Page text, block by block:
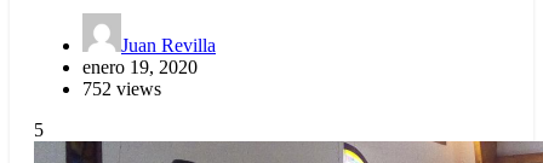
Juan Revilla
enero 19, 2020
752 views
5